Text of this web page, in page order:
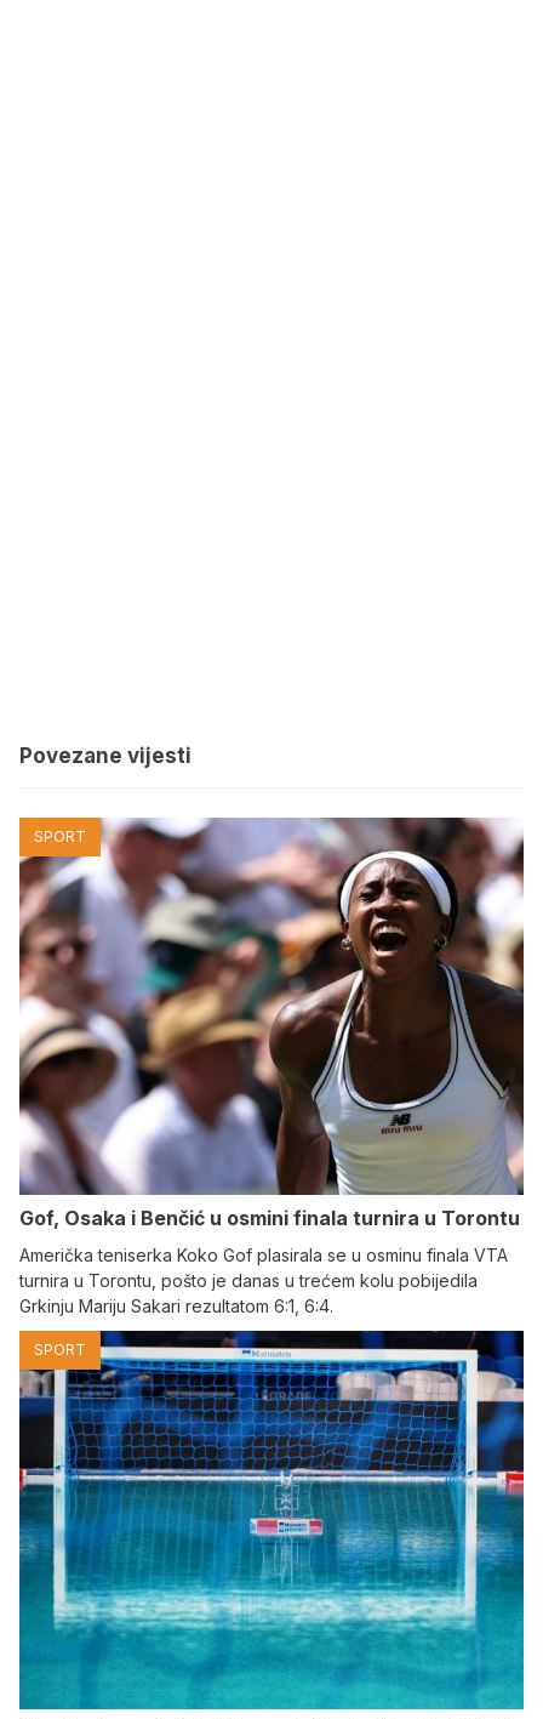
Povezane vijesti
SPORT
Gof, Osaka i Benčić u osmini finala turnira u Torontu
Američka teniserka Koko Gof plasirala se u osminu finala VTA
turnira u Torontu, pošto je danas u trećem kolu pobijedila
Grkinju Mariju Sakari rezultatom 6:1, 6:4.
SPORT